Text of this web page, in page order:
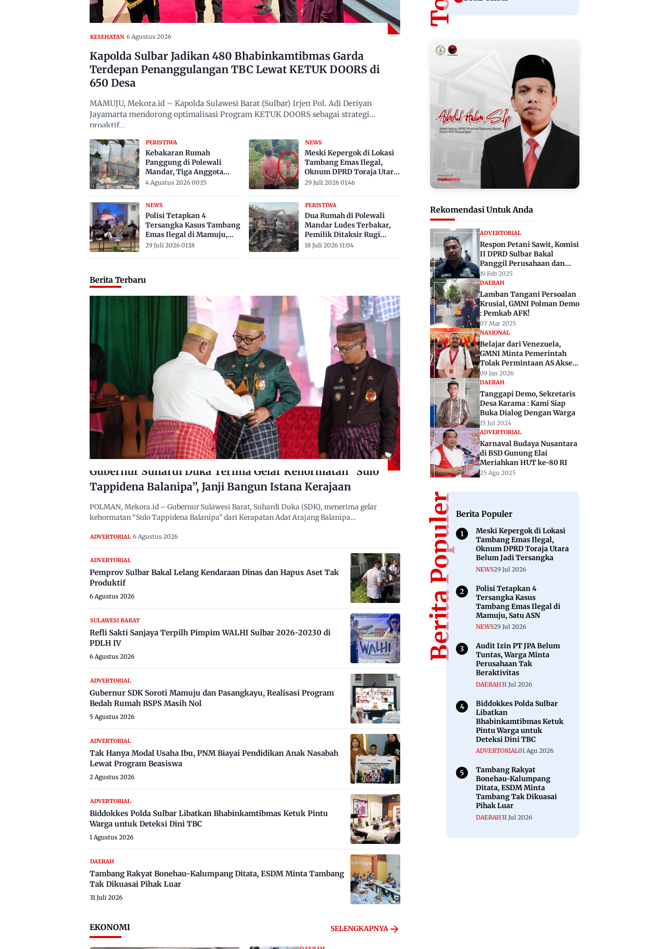
KESEHATAN 6 Agustus 2026
Kapolda Sulbar Jadikan 480 Bhabinkamtibmas Garda
Terdepan Penanggulangan TBC Lewat KETUK DOORS di
650 Desa
MAMUJU, Mekora.id – Kapolda Sulawesi Barat (Sulbar) Irjen Pol. Adi Deriyan
Jayamarta mendorong optimalisasi Program KETUK DOORS sebagai strategi
proaktif…
PERISTIWA
Kebakaran Rumah
Panggung di Polewali
Mandar, Tiga Anggota
Keluarga Tewas Terjebak
4 Agustus 2026 00:15
NEWS
Meski Kepergok di Lokasi
Tambang Emas Ilegal,
Oknum DPRD Toraja Utara
Belum Jadi Tersangka
29 Juli 2026 01:46
NEWS
Polisi Tetapkan 4
Tersangka Kasus Tambang
Emas Ilegal di Mamuju,
Satu ASN
29 Juli 2026 01:18
PERISTIWA
Dua Rumah di Polewali
Mandar Ludes Terbakar,
Pemilik Ditaksir Rugi
Rp200 Juta
18 Juli 2026 11:04
Berita Terbaru
Gubernur Suhardi Duka Terima Gelar Kehormatan “Sulo
Tappidena Balanipa”, Janji Bangun Istana Kerajaan
POLMAN, Mekora.id – Gubernur Sulawesi Barat, Suhardi Duka (SDK), menerima gelar
kehormatan “Sulo Tappidena Balanipa” dari Kerapatan Adat Arajang Balanipa…
ADVERTORIAL 6 Agustus 2026
ADVERTORIAL
Pemprov Sulbar Bakal Lelang Kendaraan Dinas dan Hapus Aset Tak
Produktif
6 Agustus 2026
SULAWESI BARAT
Refli Sakti Sanjaya Terpilh Pimpim WALHI Sulbar 2026-20230 di
PDLH IV
6 Agustus 2026
ADVERTORIAL
Gubernur SDK Soroti Mamuju dan Pasangkayu, Realisasi Program
Bedah Rumah BSPS Masih Nol
5 Agustus 2026
ADVERTORIAL
Tak Hanya Modal Usaha Ibu, PNM Biayai Pendidikan Anak Nasabah
Lewat Program Beasiswa
2 Agustus 2026
ADVERTORIAL
Biddokkes Polda Sulbar Libatkan Bhabinkamtibmas Ketuk Pintu
Warga untuk Deteksi Dini TBC
1 Agustus 2026
DAERAH
Tambang Rakyat Bonehau-Kalumpang Ditata, ESDM Minta Tambang
Tak Dikuasai Pihak Luar
31 Juli 2026
EKONOMI SELENGKAPNYA
Rekomendasi Untuk Anda
ADVERTORIAL
Respon Petani Sawit, Komisi
II DPRD Sulbar Bakal
Panggil Perusahaan dan
Pemda
19 Feb 2025
DAERAH
Lamban Tangani Persoalan
Krusial, GMNI Polman Demo
: Pemkab AFK!
07 Mar 2025
NASIONAL
Belajar dari Venezuela,
GMNI Minta Pemerintah
Tolak Permintaan AS Akses
Mineral Kritis Indonesia
09 Jan 2026
DAERAH
Tanggapi Demo, Sekretaris
Desa Karama : Kami Siap
Buka Dialog Dengan Warga
15 Jul 2024
ADVERTORIAL
Karnaval Budaya Nusantara
di BSD Gunung Elai
Meriahkan HUT ke-80 RI
25 Agu 2025
Berita PopulerBerita Populer
Meski Kepergok di Lokasi
Tambang Emas Ilegal,
Oknum DPRD Toraja Utara
Belum Jadi Tersangka
NEWS29 Jul 2026
Polisi Tetapkan 4
Tersangka Kasus
Tambang Emas Ilegal di
Mamuju, Satu ASN
NEWS29 Jul 2026
Audit Izin PT JPA Belum
Tuntas, Warga Minta
Perusahaan Tak
Beraktivitas
DAERAH31 Jul 2026
Biddokkes Polda Sulbar
Libatkan
Bhabinkamtibmas Ketuk
Pintu Warga untuk
Deteksi Dini TBC
ADVERTORIAL01 Agu 2026
Tambang Rakyat
Bonehau-Kalumpang
Ditata, ESDM Minta
Tambang Tak Dikuasai
Pihak Luar
DAERAH31 Jul 2026